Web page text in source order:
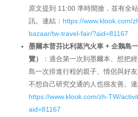
原文提到 11:00 準時開搶，並有全
訊。連結： https://www.klook.com/
bazaar/tw-travel-fair/?aid=81167
墨爾本普芬比利蒸汽火車 + 企鵝島
覽）
：適合第一次到墨爾本、想把
島一次排進行程的親子、情侶與好
不想自己研究交通的人也很友善。連
https://www.klook.com/zh-TW/
aid=81167